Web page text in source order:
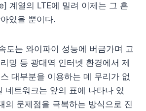
계열의 LTE에 밀려 이제는 그 흔
있을 뿐이다.
도는 와이파이 성능에 버금가며 고
밍 등 광대역 인터넷 환경에서 제
대부분을 이용하는 데 무리가 없
네트워크는 앞의 표에 나타나 있
의 문제점을 극복하는 방식으로 진